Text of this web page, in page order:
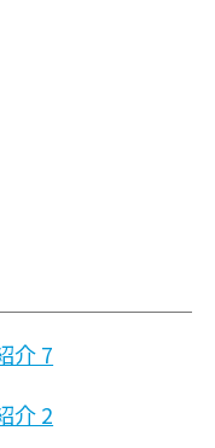
介 7
介 2